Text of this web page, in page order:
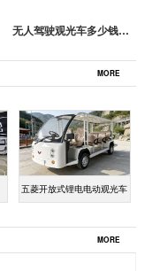
无人驾驶观光车多少钱一
[五菱]
MORE
五菱开放式锂电电动观光车
MORE